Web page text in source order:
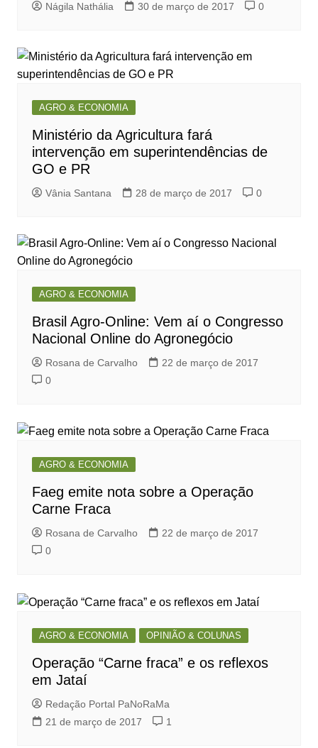
Nágila Nathália 30 de março de 2017 0
AGRO & ECONOMIA
Ministério da Agricultura fará
intervenção em superintendências de
GO e PR
Vânia Santana 28 de março de 2017 0
AGRO & ECONOMIA
Brasil Agro-Online: Vem aí o Congresso
Nacional Online do Agronegócio
Rosana de Carvalho
22 de março de 2017
0
AGRO & ECONOMIA
Faeg emite nota sobre a Operação
Carne Fraca
Rosana de Carvalho
22 de março de 2017
0
AGRO & ECONOMIA OPINIÃO & COLUNAS
⁠⁠⁠Operação “Carne fraca” e os reflexos
em Jataí
Redação Portal PaNoRaMa
21 de março de 2017
1